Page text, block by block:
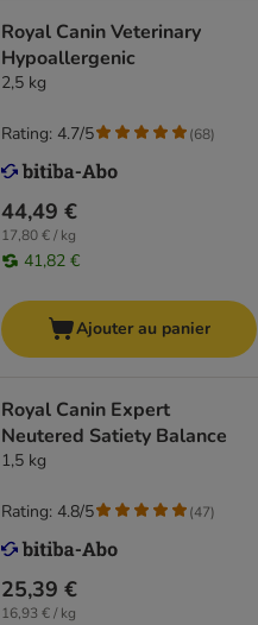
Royal Canin Veterinary
Hypoallergenic
2,5 kg
44,49 €
17,80 € / kg
41,82 €
Rating: 4.7/5 (68)
Ajouter au panier
Royal Canin Expert
Neutered Satiety Balance
1,5 kg
25,39 €
16,93 € / kg
Rating: 4.8/5 (47)